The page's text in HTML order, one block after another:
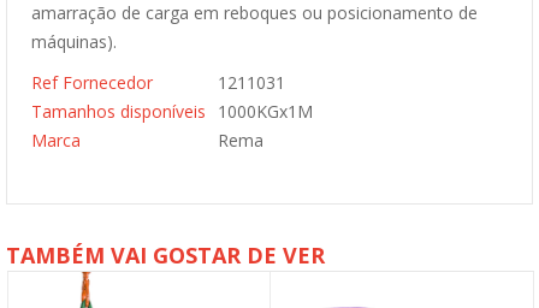
amarração de carga em reboques ou posicionamento de
máquinas).
Ref Fornecedor
1211031
Tamanhos disponíveis
1000KGx1M
Marca
Rema
TAMBÉM VAI GOSTAR DE VER